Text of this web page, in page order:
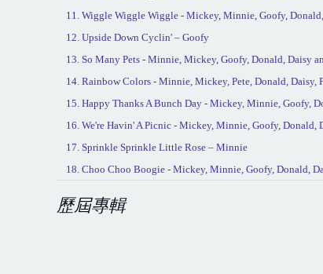
11. Wiggle Wiggle Wiggle - Mickey, Minnie, Goofy,
12. Upside Down Cyclin' – Goofy
13. So Many Pets - Minnie, Mickey, Goofy, Donald, Daisy
14. Rainbow Colors - Minnie, Mickey, Pete, Donald, Daisy,
15. Happy Thanks A Bunch Day - Mickey, Minnie, Goofy,
16. We're Havin' A Picnic - Mickey, Minnie, Goofy, Donald,
17. Sprinkle Sprinkle Little Rose – Minnie
18. Choo Choo Boogie - Mickey, Minnie, Goofy, Donald,
歷屆專輯